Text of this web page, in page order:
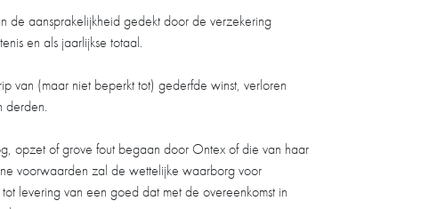
de aansprakelijkheid gedekt door de verzekering
en als jaarlijkse totaal.
van (maar niet beperkt tot) gederfde winst, verloren
derden.
opzet of grove fout begaan door Ontex of die van haar
voorwaarden zal de wettelijke waarborg voor
levering van een goed dat met de overeenkomst in